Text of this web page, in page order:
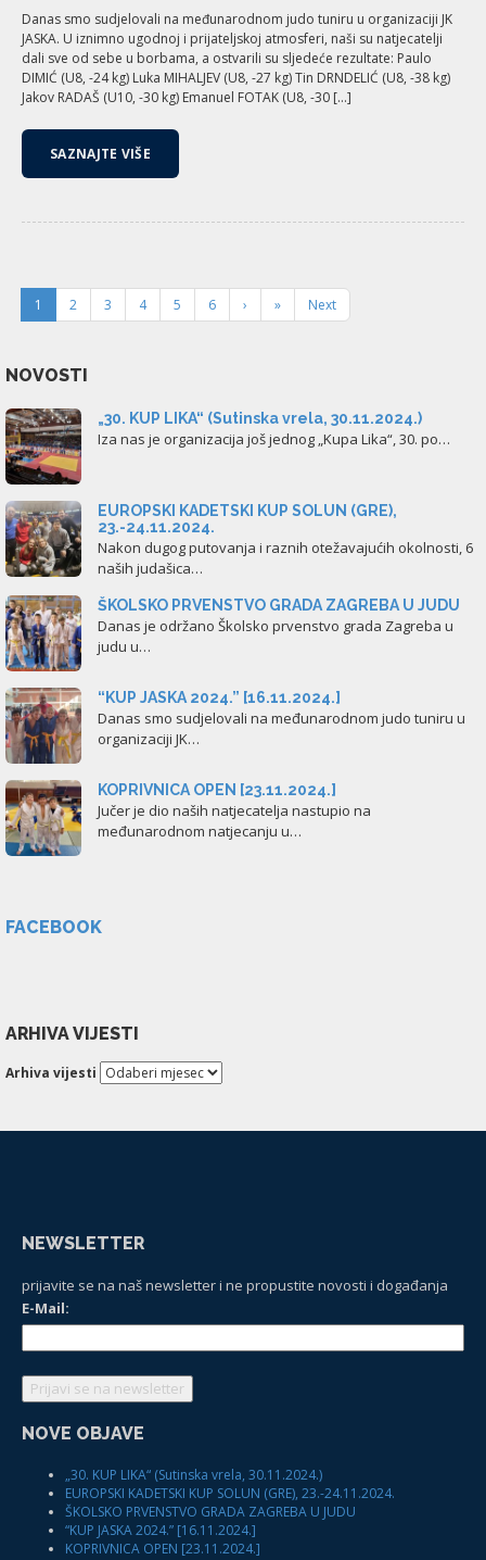
Danas smo sudjelovali na međunarodnom judo tuniru u organizaciji JK
JASKA. U iznimno ugodnoj i prijateljskoj atmosferi, naši su natjecatelji
dali sve od sebe u borbama, a ostvarili su sljedeće rezultate: Paulo
DIMIĆ (U8, -24 kg) Luka MIHALJEV (U8, -27 kg) Tin DRNDELIĆ (U8, -38 kg)
Jakov RADAŠ (U10, -30 kg) Emanuel FOTAK (U8, -30 […]
SAZNAJTE VIŠE
1 2 3 4 5 6 › » Next
NOVOSTI
„30. KUP LIKA“ (Sutinska vrela, 30.11.2024.)
Iza nas je organizacija još jednog „Kupa Lika“, 30. po…
EUROPSKI KADETSKI KUP SOLUN (GRE),
23.-24.11.2024.
Nakon dugog putovanja i raznih otežavajućih okolnosti, 6
naših judašica…
ŠKOLSKO PRVENSTVO GRADA ZAGREBA U JUDU
Danas je održano Školsko prvenstvo grada Zagreba u
judu u…
“KUP JASKA 2024.” [16.11.2024.]
Danas smo sudjelovali na međunarodnom judo tuniru u
organizaciji JK…
KOPRIVNICA OPEN [23.11.2024.]
Jučer je dio naših natjecatelja nastupio na
međunarodnom natjecanju u…
FACEBOOK
ARHIVA VIJESTI
Arhiva vijesti
NEWSLETTER
prijavite se na naš newsletter i ne propustite novosti i događanja
E-Mail:
NOVE OBJAVE
„30. KUP LIKA“ (Sutinska vrela, 30.11.2024.)
EUROPSKI KADETSKI KUP SOLUN (GRE), 23.-24.11.2024.
ŠKOLSKO PRVENSTVO GRADA ZAGREBA U JUDU
“KUP JASKA 2024.” [16.11.2024.]
KOPRIVNICA OPEN [23.11.2024.]